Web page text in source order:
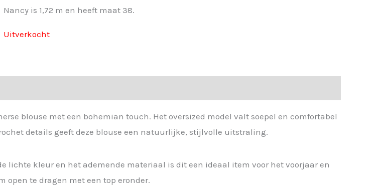
Nancy is 1,72 m en heeft maat 38.
Uitverkocht
blouse met een bohemian touch. Het oversized model valt soepel en comfortabel
details geeft deze blouse een natuurlijke, stijlvolle uitstraling.
lichte kleur en het ademende materiaal is dit een ideaal item voor het voorjaar en
open te dragen met een top eronder.